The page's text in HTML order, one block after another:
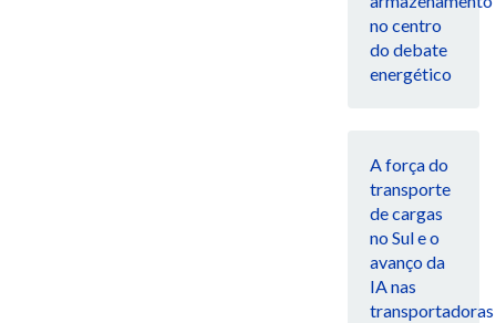
no centro
do debate
energético
A força do
transporte
de cargas
no Sul e o
avanço da
IA nas
transportadoras